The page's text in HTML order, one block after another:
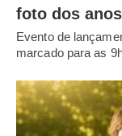
foto dos
Evento de
marcado para as